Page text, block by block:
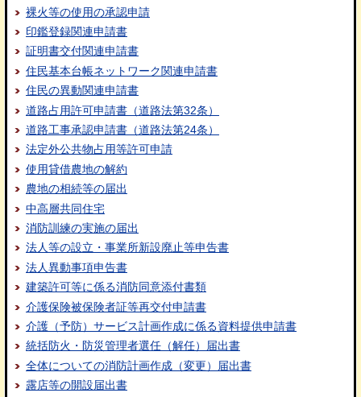
裸火等の使用の承認申請
印鑑登録関連申請書
証明書交付関連申請書
住民基本台帳ネットワーク関連申請書
住民の異動関連申請書
道路占用許可申請書（道路法第32条）
道路工事承認申請書（道路法第24条）
法定外公共物占用等許可申請
使用貸借農地の解約
農地の相続等の届出
中高層共同住宅
消防訓練の実施の届出
法人等の設立・事業所新設廃止等申告書
法人異動事項申告書
建築許可等に係る消防同意添付書類
介護保険被保険者証等再交付申請書
介護（予防）サービス計画作成に係る資料提供申請書
統括防火・防災管理者選任（解任）届出書
全体についての消防計画作成（変更）届出書
露店等の開設届出書